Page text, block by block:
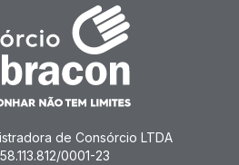
de Consórcio LTDA
0001-23